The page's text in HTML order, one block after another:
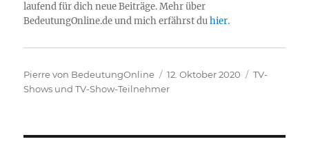
laufend für dich neue Beiträge. Mehr über
BedeutungOnline.de und mich erfährst duhier.
Autor
Pierre von BedeutungOnline
Veröffentlicht
am
12. Oktober 2020 Kategorien
TV-
Shows und TV-Show-Teilnehmer